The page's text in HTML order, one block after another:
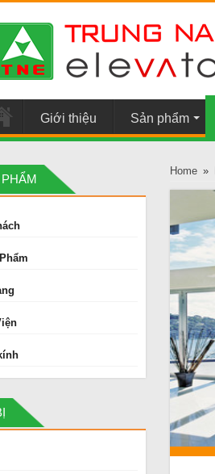
Giới thiệu Sản phẩm
Home »